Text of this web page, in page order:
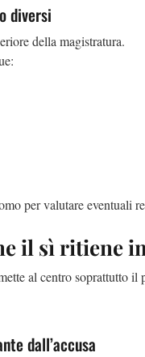
diversi
della magistratura.
per valutare eventuali
il sì ritiene
al centro soprattutto
dall’accusa